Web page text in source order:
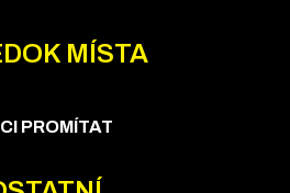
MÍSTA
PROMÍTAT